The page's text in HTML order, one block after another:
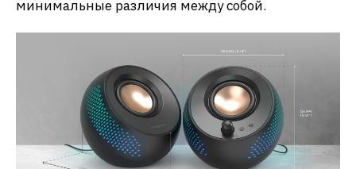
минимальные различия между собой.